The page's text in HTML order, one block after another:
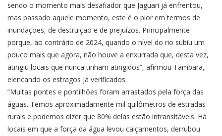
sendo o momento mais desafiador que Jaguari já enfrentou,
mas passado aquele momento, este é o pior em termos de
inundações, de destruição e de prejuízos. Principalmente
porque, ao contrário de 2024, quando o nível do rio subiu um
pouco mais que agora, não houve a enxurrada que, desta vez,
atingiu locais que nunca tinham atingidos”, afirmou Tambara,
elencando os estragos já verificados.
“Muitas pontes e pontilhões foram arrastados pela força das
águas. Temos aproximadamente mil quilômetros de estradas
rurais e podemos dizer que 80% delas estão intransitáveis. Há
locais em que a força da água levou calçamentos, derrubou